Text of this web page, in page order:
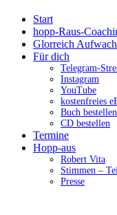
Start
hopp-Raus-
Glorreich
Für dich
Telegram-
Instagram
YouTube
kostenfreies
Buch bestellen
CD bestellen
Termine
Hopp-aus
Robert Vita
Stimmen –
Presse